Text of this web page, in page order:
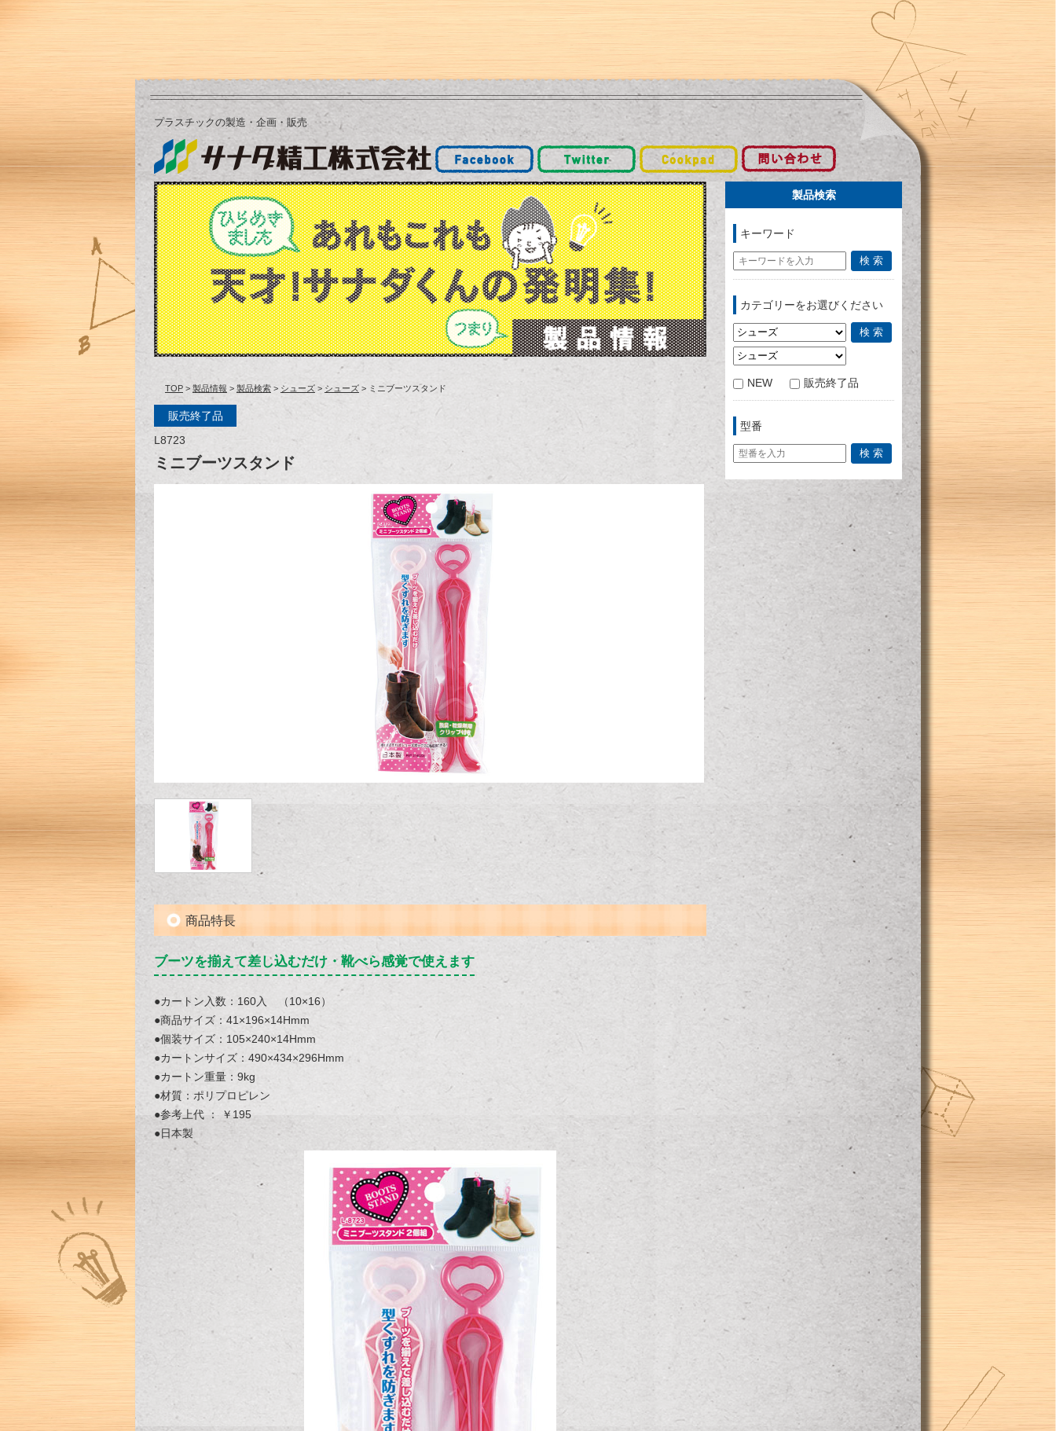
プラスチックの製造・企画・販売
TOP> 製品情報 > 製品検索> シューズ> シューズ> ミニブーツスタンド
販売終了品
L8723
ミニブーツスタンド
商品特長
ブーツを揃えて差し込むだけ・靴べら感覚で使えます
●カートン入数：160入 （10×16）
●商品サイズ：41×196×14Hmm
●個装サイズ：105×240×14Hmm
●カートンサイズ：490×434×296Hmm
●カートン重量：9kg
●材質：ポリプロピレン
●参考上代 ： ￥195
●日本製
製品検索
キーワード
カテゴリーをお選びください
NEW 販売終了品
型番